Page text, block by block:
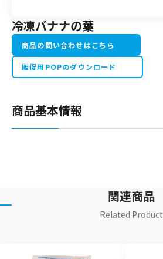
冷凍バナナの葉
商品の問い合わせはこちら
販促用POPのダウンロード
商品基本情報
関連商品
Related Product